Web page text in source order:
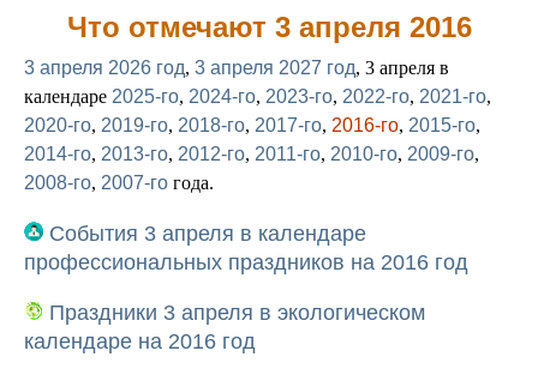
Что отмечают 3 апреля 2016
3 апреля 2026 год, 3 апреля 2027 год, 3 апреля в
календаре 2025-го, 2024-го, 2023-го, 2022-го, 2021-го,
2020-го, 2019-го, 2018-го, 2017-го, 2016-го, 2015-го,
2014-го, 2013-го, 2012-го, 2011-го, 2010-го, 2009-го,
2008-го, 2007-го года.
События 3 апреля в календаре
профессиональных праздников на 2016 год
Праздники 3 апреля в экологическом
календаре на 2016 год